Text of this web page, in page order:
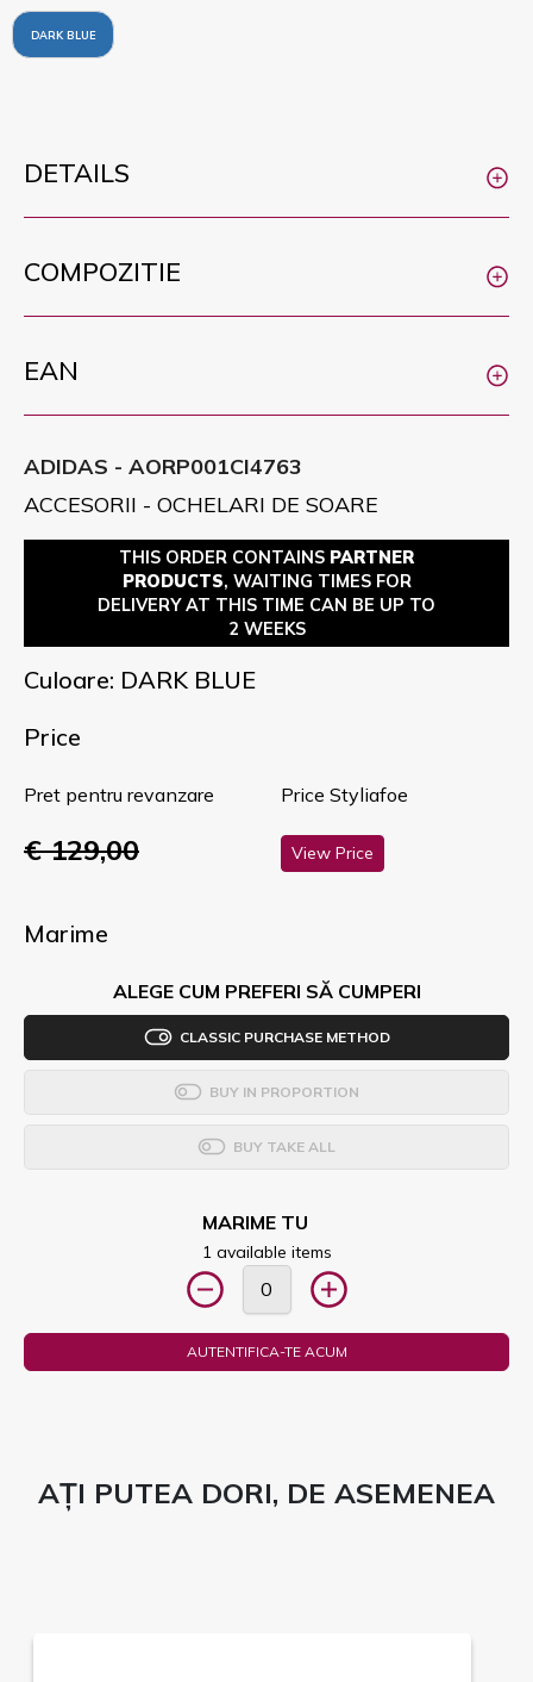
DARK BLUE
DETAILS
COMPOZITIE
EAN
ADIDAS - AORP001CI4763
ACCESORII - OCHELARI DE SOARE
THIS ORDER CONTAINS PARTNER
PRODUCTS, WAITING TIMES FOR
DELIVERY AT THIS TIME CAN BE UP TO
2 WEEKS
Culoare: DARK BLUE
Price
Pret pentru revanzare
€ 129,00
Price Styliafoe
View Price
Marime
ALEGE CUM PREFERI SĂ CUMPERI
CLASSIC PURCHASE METHOD
BUY IN PROPORTION
BUY TAKE ALL
MARIME TU
1 available items
AUTENTIFICA-TE ACUM
AȚI PUTEA DORI, DE ASEMENEA